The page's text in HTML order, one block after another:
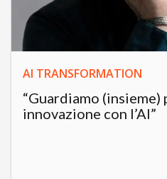
AI TRANSFORMATION
“Guardiamo
innovazione con l’AI”